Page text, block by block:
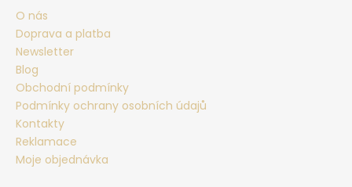
o
p
o
r
u
č
u
j
e
m
O nás
Doprava a platba
Newsletter
Blog
Obchodní podmínky
Podmínky ochrany osobních údajů
Kontakty
Reklamace
Moje objednávka